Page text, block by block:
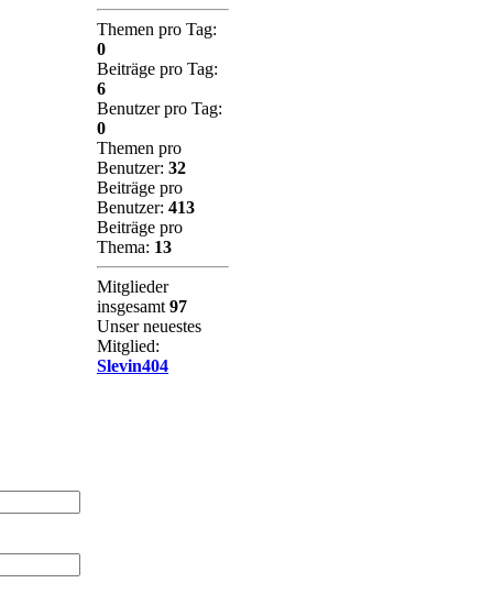
Themen pro Tag:
0
Beiträge pro Tag:
6
Benutzer pro Tag:
0
Themen pro
Benutzer: 32
Beiträge pro
Benutzer: 413
Beiträge pro
Thema: 13
Mitglieder
insgesamt 97
Unser neuestes
Mitglied:
Slevin404